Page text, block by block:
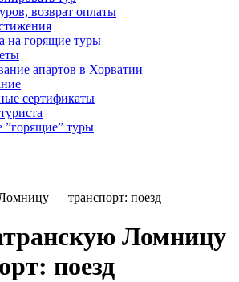
возврат оплаты
на горящие туры
апартов в Хорватии
сертификаты
”горящие” туры
— транспорт: поезд
Ломницу
поезд